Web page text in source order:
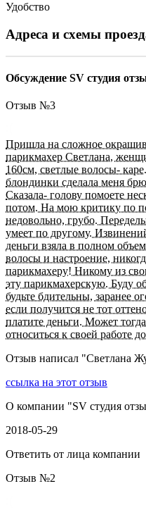
Удобство
Адреса и схемы
Обсуждение SV студия
Отзыв №3
Пришла на сложное
парикмахер Светлана,
160см, светлые волосы-
блондинки сделала меня
Сказала- голову помоете
потом. На мою критику по
недовольно, грубо.
умеет по другому.
деньги взяла в полном
волосы и настроение,
парикмахеру! Никому из
эту парикмахерскую. Буду
будьте бдительны, заранее
если получится не тот
платите деньги. Может
относиться к своей работе
Отзыв написал "Светлана
ссылка на этот отзыв
О компании "SV студия
2018-05-29
Ответить от лица компании
Отзыв №2